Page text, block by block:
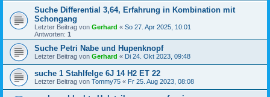
Suche Differential 3,64, Erfahrung in Kombination mit
Schongang
Letzter Beitrag von Gerhard « So 27. Apr 2025, 10:01
Antworten: 1
Suche Petri Nabe und Hupenknopf
Letzter Beitrag von Gerhard « Di 24. Okt 2023, 09:48
suche 1 Stahlfelge 6J 14 H2 ET 22
Letzter Beitrag von Tommy75 « Fr 25. Aug 2023, 08:08